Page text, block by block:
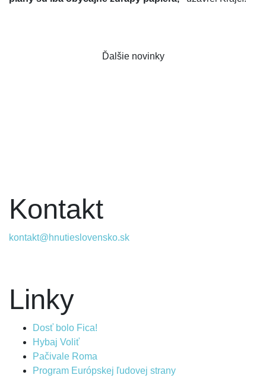
Ďalšie novinky
Kontakt
kontakt@hnutieslovensko.sk
Linky
Dosť bolo Fica!
Hybaj Voliť
Pačivale Roma
Program Európskej ľudovej strany